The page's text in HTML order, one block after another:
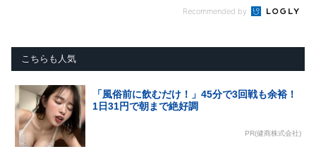
Recommended by
こちらも人気
「風俗前に飲むだけ！」45分で3回戦も余裕！
1日31円で朝まで絶好調
PR(健商株式会社)